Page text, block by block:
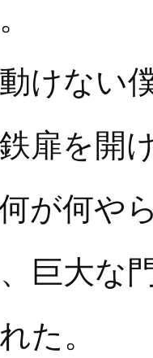
けない
扉を開
が何や
巨大な
た。